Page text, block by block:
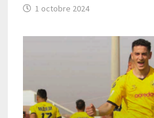
1 octobre 2024